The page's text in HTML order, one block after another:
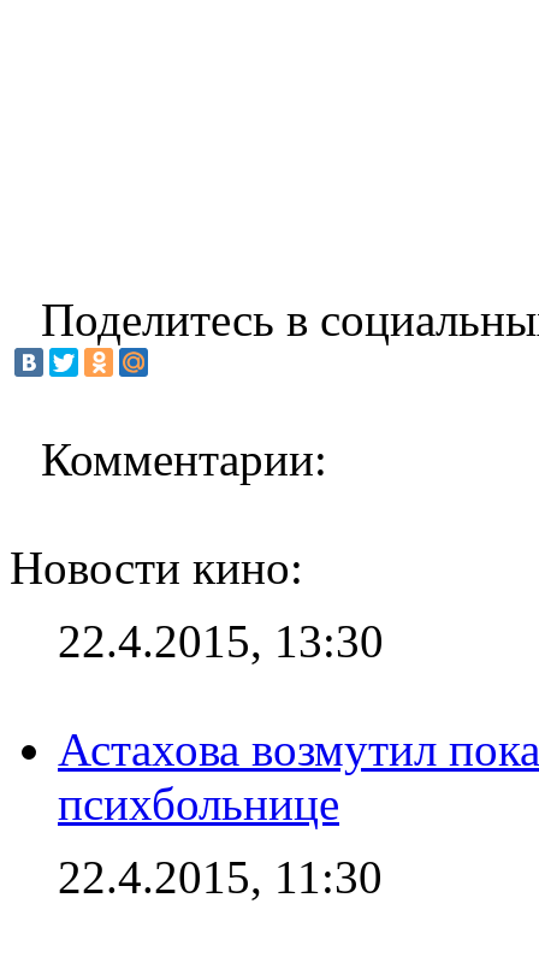
Поделитесь в
Комментарии:
Новости кино:
22.4.2015, 13:30
Астахова возмутил
психбольнице
22.4.2015, 11:30